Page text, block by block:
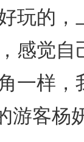
玩的，
感觉自
一样，
游客杨